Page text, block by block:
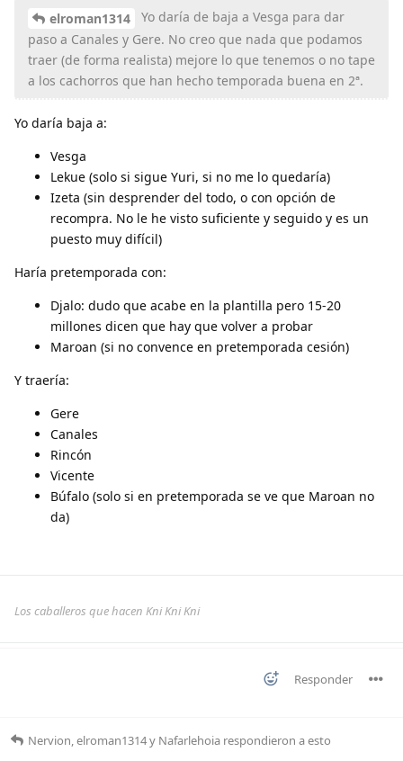
elroman1314
Yo daría de baja a Vesga para dar
paso a Canales y Gere. No creo que nada que podamos
traer (de forma realista) mejore lo que tenemos o no tape
a los cachorros que han hecho temporada buena en 2ª.
Yo daría baja a:
Vesga
Lekue (solo si sigue Yuri, si no me lo quedaría)
Izeta (sin desprender del todo, o con opción de
recompra. No le he visto suficiente y seguido y es un
puesto muy difícil)
Haría pretemporada con:
Djalo: dudo que acabe en la plantilla pero 15-20
millones dicen que hay que volver a probar
Maroan (si no convence en pretemporada cesión)
Y traería:
Gere
Canales
Rincón
Vicente
Búfalo (solo si en pretemporada se ve que Maroan no
da)
Los caballeros que hacen Kni Kni Kni
Responder
Nervion,elroman1314y Nafarlehoia respondieron a esto